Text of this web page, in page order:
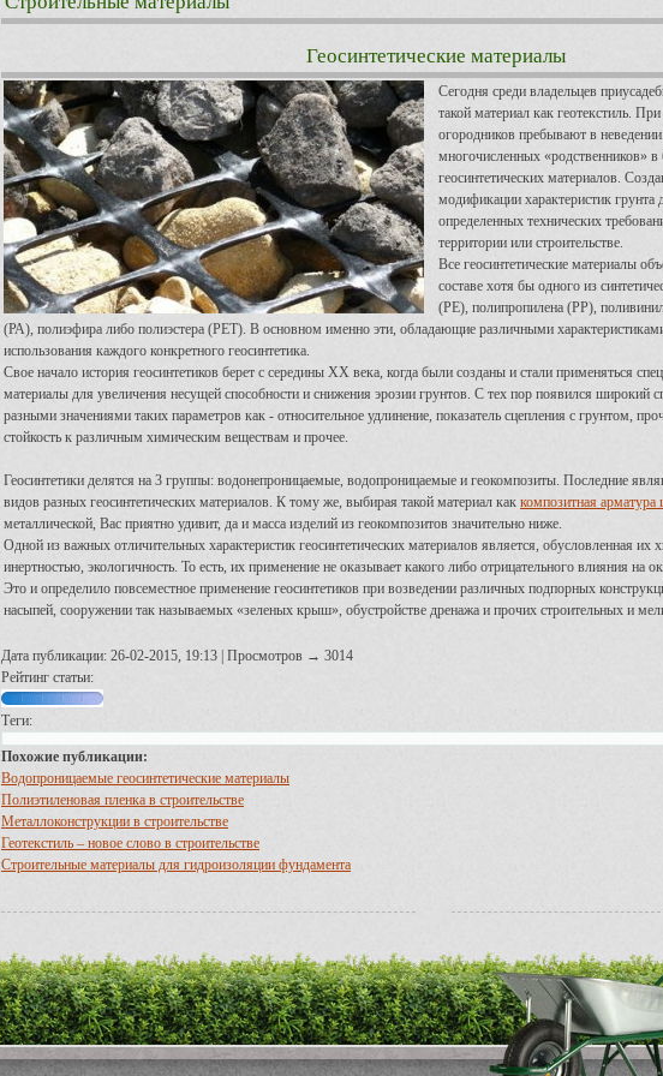
Геосинтетические материалы
Сегодня среди владельцев
такой материал как геотекстиль.
огородников пребывают в неведении
многочисленных «родственников»
геосинтетических материалов.
модификации характеристик грунта
определенных технических
территории или строительстве.
Все геосинтетические материалы
составе хотя бы одного из
(РЕ), полипропилена (РР),
(РА), полиэфира либо полиэстера (РЕТ). В основном именно эти, обладающие различными
использования каждого конкретного геосинтетика.
Свое начало история геосинтетиков берет с середины XX века, когда были созданы и стали применяться
материалы для увеличения несущей способности и снижения эрозии грунтов. С тех пор появился широкий
разными значениями таких параметров как - относительное удлинение, показатель сцепления с грунтом,
стойкость к различным химическим веществам и прочее.
Геосинтетики делятся на 3 группы: водонепроницаемые, водопроницаемые и геокомпозиты. Последние
видов разных геосинтетических материалов. К тому же, выбирая такой материал как композитная арматура
металлической, Вас приятно удивит, да и масса изделий из геокомпозитов значительно ниже.
Одной из важных отличительных характеристик геосинтетических материалов является, обусловленная их
инертностью, экологичность. То есть, их применение не оказывает какого либо отрицательного влияния
Это и определило повсеместное применение геосинтетиков при возведении различных подпорных
насыпей, сооружении так называемых «зеленых крыш», обустройстве дренажа и прочих строительных и
Дата публикации: 26-02-2015, 19:13 | Просмотров → 3014
Рейтинг статьи:
Теги:
Похожие публикации:
Водопроницаемые геосинтетические материалы
Полиэтиленовая пленка в строительстве
Металлоконструкции в строительстве
Геотекстиль – новое слово в строительстве
Строительные материалы для гидроизоляции фундамента